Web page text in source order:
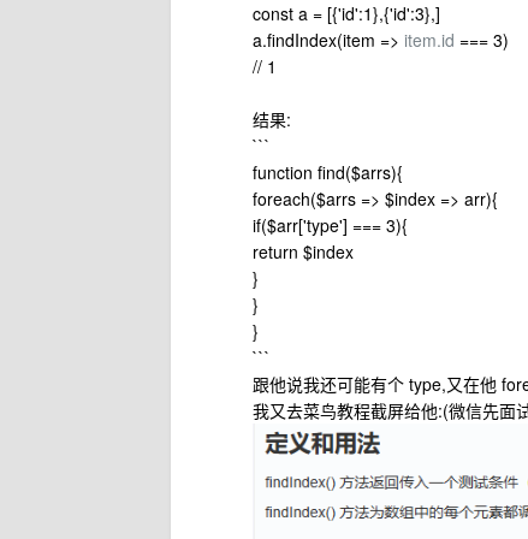
const a = [{'id':1},{'id':3},]
a.findIndex(item => item.id === 3)
// 1
结果:
```
function find($arrs){
foreach($arrs => $index => arr){
if($arr['type'] === 3){
return $index
}
}
}
```
跟他说我还可能有个 type,又在他
我又去菜鸟教程截屏给他:(微信先面